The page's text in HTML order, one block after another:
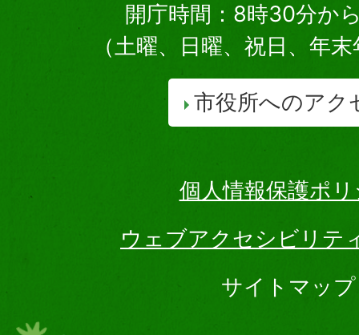
開庁時間：8時30分か
（土曜、日曜、祝日、年
市役所へのアク
個人情報保護ポ
ウェブアクセシビリテ
サイトマップ